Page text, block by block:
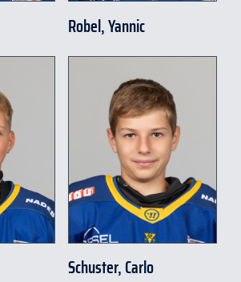
Robel, Yannic
Schuster, Carlo